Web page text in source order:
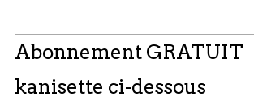
Abonnement GRATUIT
kanisette ci-dessous